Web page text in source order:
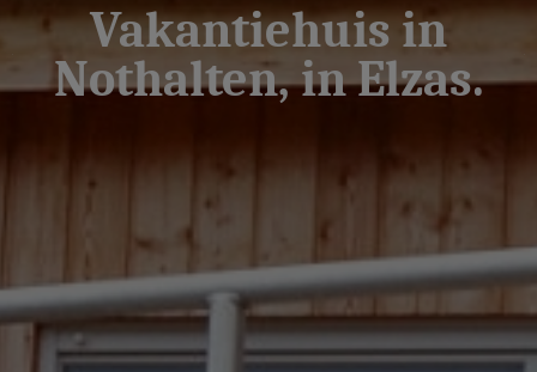
Vakantiehuis in
Nothalten, in Elzas.